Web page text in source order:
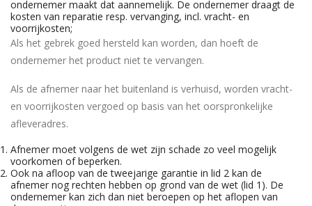
ondernemer maakt dat aannemelijk. De ondernemer draagt de
kosten van reparatie resp. vervanging, incl. vracht- en
voorrijkosten;
Als het gebrek goed hersteld kan worden, dan hoeft de
ondernemer het product niet te vervangen.
Als de afnemer naar het buitenland is verhuisd, worden vracht-
en voorrijkosten vergoed op basis van het oorspronkelijke
afleveradres.
Afnemer moet volgens de wet zijn schade zo veel mogelijk
voorkomen of beperken.
Ook na afloop van de tweejarige garantie in lid 2 kan de
afnemer nog rechten hebben op grond van de wet (lid 1). De
ondernemer kan zich dan niet beroepen op het aflopen van